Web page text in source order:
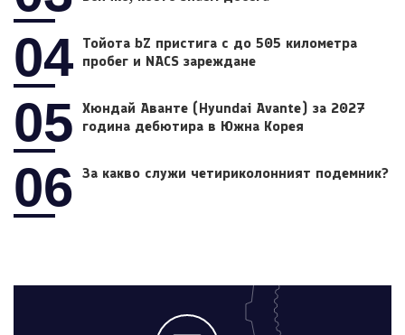
04 Тойота bZ пристига с до 505 километра
пробег и NACS зареждане
05
Хюндай Аванте (Hyundai Avante) за 2027
година дебютира в Южна Корея
06 За какво служи четириколонният подемник?